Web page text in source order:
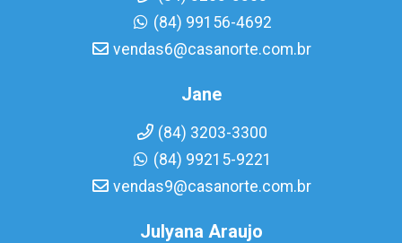
(84) 99156-4692
vendas6@casanorte.com.br
Jane
(84) 3203-3300
(84) 99215-9221
vendas9@casanorte.com.br
Julyana Araujo